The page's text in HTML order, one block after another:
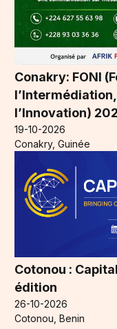
Conakry: FONI
l’Innovation)
19-10-2026
Conakry, Guinée
Cotonou :
édition
26-10-2026
Cotonou, Benin